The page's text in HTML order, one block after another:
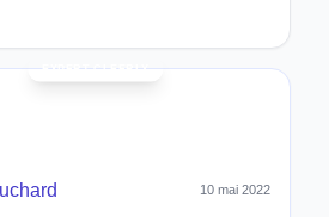
10 mai 2022